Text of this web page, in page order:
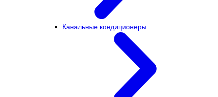
Канальные кондиционеры